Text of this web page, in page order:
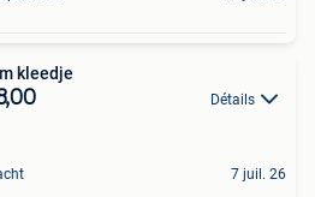
kleedje
Détails
7 juil. 26